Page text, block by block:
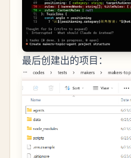
最后创建出的项目：